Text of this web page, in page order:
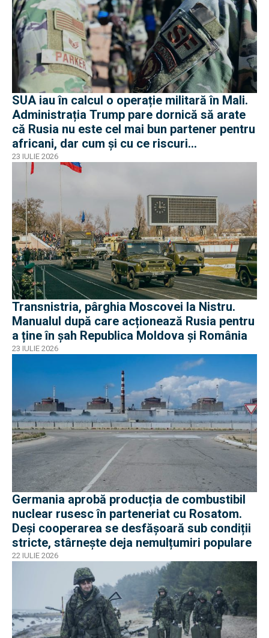
SUA iau în calcul o operație militară în Mali.
Administrația Trump pare dornică să arate
că Rusia nu este cel mai bun partener pentru
africani, dar cum și cu ce riscuri
operaționale?
23 IULIE 2026
Transnistria, pârghia Moscovei la Nistru.
Manualul după care acționează Rusia pentru
a ține în șah Republica Moldova și România
23 IULIE 2026
Germania aprobă producția de combustibil
nuclear rusesc în parteneriat cu Rosatom.
Deși cooperarea se desfășoară sub condiții
stricte, stârnește deja nemulțumiri populare
22 IULIE 2026